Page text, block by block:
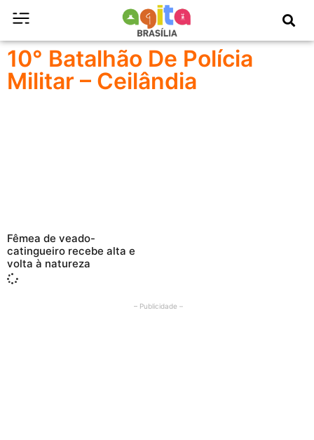
10° Batalhão De Polícia
Militar – Ceilândia
Fêmea de veado-
catingueiro recebe alta e
volta à natureza
– Publicidade –